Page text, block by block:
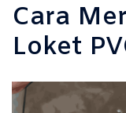
Cara
Loket